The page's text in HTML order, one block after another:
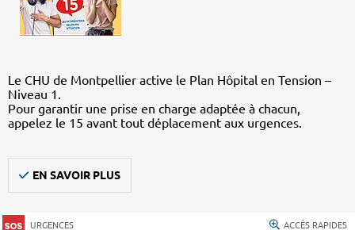
Le CHU de Montpellier active le Plan Hôpital en Tension –
Niveau 1.
Pour garantir une prise en charge adaptée à chacun,
appelez le 15 avant tout déplacement aux urgences.
EN SAVOIR PLUS
URGENCES ACCÈS RAPIDES